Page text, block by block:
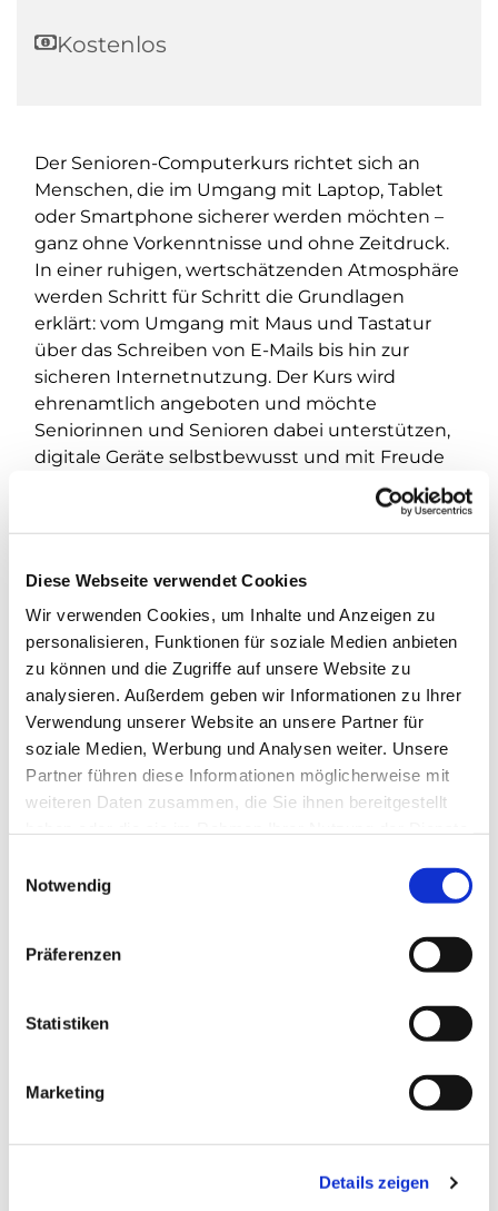
Diese Webseite verwendet Cookies
Wir verwenden Cookies, um Inhalte und Anzeigen zu
personalisieren, Funktionen für soziale Medien anbieten
zu können und die Zugriffe auf unsere Website zu
analysieren. Außerdem geben wir Informationen zu Ihrer
Verwendung unserer Website an unsere Partner für
soziale Medien, Werbung und Analysen weiter. Unsere
Partner führen diese Informationen möglicherweise mit
weiteren Daten zusammen, die Sie ihnen bereitgestellt
Notwendig
Präferenzen
Statistiken
Marketing
Details zeigen
Kostenlos
Der Senioren-Computerkurs richtet sich an
Menschen, die im Umgang mit Laptop, Tablet
oder Smartphone sicherer werden möchten –
ganz ohne Vorkenntnisse und ohne Zeitdruck.
In einer ruhigen, wertschätzenden Atmosphäre
werden Schritt für Schritt die Grundlagen
erklärt: vom Umgang mit Maus und Tastatur
über das Schreiben von E-Mails bis hin zur
sicheren Internetnutzung. Der Kurs wird
ehrenamtlich angeboten und möchte
Seniorinnen und Senioren dabei unterstützen,
digitale Geräte selbstbewusst und mit Freude
zu verwenden. Die Teilnehmenden können
Fragen stellen, eigene Geräte mitbringen und in
ihrem eigenen Tempo lernen.
Da der Kurs ehrenamtlich organisiert wird, wird
bei dererstmaligen Teilnahmeum eine kurze
Kontaktaufnahme per E-Mail an
a.holz@kirchengemeinde-staaken.de
gebeten.